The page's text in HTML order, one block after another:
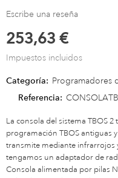
Escribe una reseña
253,63 €
Impuestos incluidos
Categoría: Programadores
Referencia:
La consola del sistema TBOS
programación TBOS antiguas
transmite mediante infrarrojos
tengamos un adaptador de
Consola alimentada por pilas